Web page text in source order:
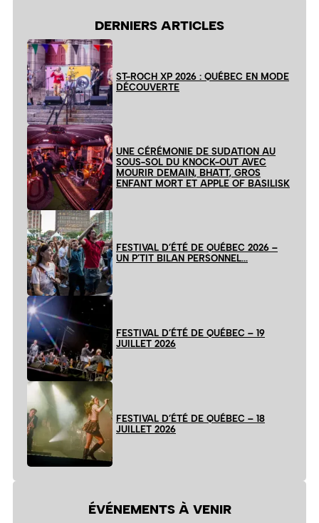
DERNIERS ARTICLES
ST-ROCH XP 2026 : QUÉBEC EN MODE
DÉCOUVERTE
UNE CÉRÉMONIE DE SUDATION AU
SOUS-SOL DU KNOCK-OUT AVEC
MOURIR DEMAIN, BHATT, GROS
ENFANT MORT ET APPLE OF BASILISK
FESTIVAL D’ÉTÉ DE QUÉBEC 2026 –
UN P’TIT BILAN PERSONNEL…
FESTIVAL D’ÉTÉ DE QUÉBEC – 19
JUILLET 2026
FESTIVAL D’ÉTÉ DE QUÉBEC – 18
JUILLET 2026
ÉVÉNEMENTS À VENIR